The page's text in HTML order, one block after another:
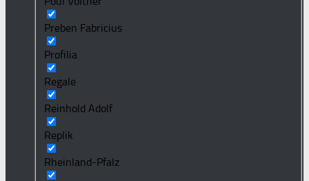
Preben Fabricius
Profilia
Regale
Reinhold Adolf
Replik
Rheinland-Pfalz